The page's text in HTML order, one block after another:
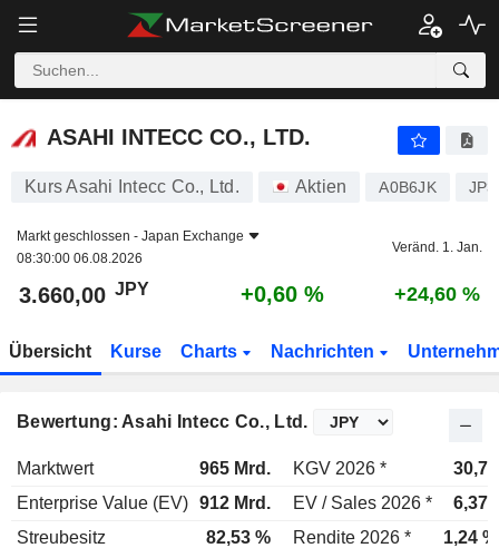
ASAHI INTECC CO., LTD.
ASAHI INTECC CO., LTD.
Kurs Asahi Intecc Co., Ltd. Aktien A0B6JK
Markt geschlossen - Japan Exchange
08:30:00 06.08.2026
Veränd. 1. Jan.
3.660,00 JPY +0,60 % +24,60 %
Übersicht Kurse Charts Nachrichten
Bewertung: Asahi Intecc Co., Ltd.
Marktwert 965 Mrd. KGV 2026 *
30,7x
Enterprise Value (EV) 912 Mrd. EV / Sales 2026 *
6,37x
Streubesitz
82,53 % Rendite 2026 * 1,24 %